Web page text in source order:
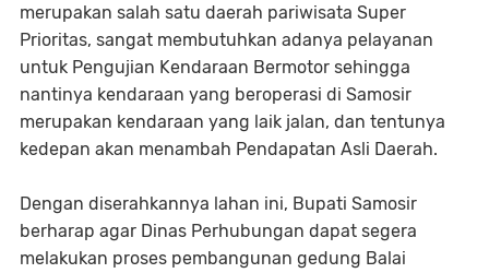
merupakan salah satu daerah pariwisata Super
Prioritas, sangat membutuhkan adanya pelayanan
untuk Pengujian Kendaraan Bermotor sehingga
nantinya kendaraan yang beroperasi di Samosir
merupakan kendaraan yang laik jalan, dan tentunya
kedepan akan menambah Pendapatan Asli Daerah.
Dengan diserahkannya lahan ini, Bupati Samosir
berharap agar Dinas Perhubungan dapat segera
melakukan proses pembangunan gedung Balai